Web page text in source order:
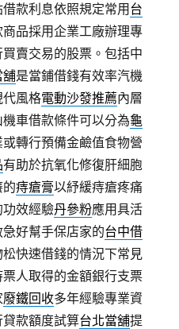
款利息依照規定常用 台
品採用企業工廠辦理專
賣交易的股票。包括中
舖是當鋪借錢有效率汽機
風格電動沙發推薦內層
車借款條件可以分為龜
轉行預備金鹼值食物營
有助於抗氧化修復肝細胞
的痔瘡膏以紓緩痔瘡疼痛
效經驗丹參粉應用具活
好幫手保店家的台中借
快速借錢的情況下常見
人取得的金額銀行支票
廢鐵回收多年經驗專業資
款額度試算台北當舖提